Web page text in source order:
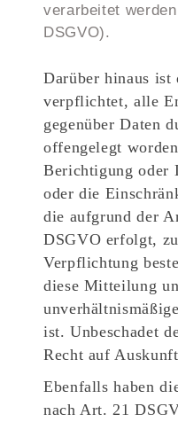
verarbeitet
DSGVO).
Darüber hinaus ist
verpflichtet, alle
gegenüber Daten
offengelegt
Berichtigung oder
oder die
die aufgrund der
DSGVO erfolgt,
Verpflichtung
diese Mitteilung
ist. Unbeschadet
Recht auf
Ebenfalls haben
nach Art. 21